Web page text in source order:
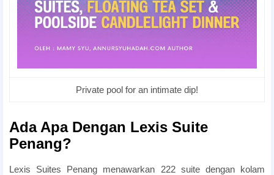
Private pool for an intimate dip!
Ada Apa Dengan Lexis Suite
Penang?
Lexis Suites Penang menawarkan 222 suite dengan kolam